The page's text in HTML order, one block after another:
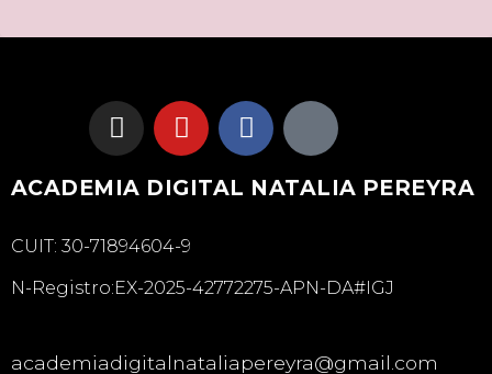
ACADEMIA DIGITAL NATALIA PEREYRA
CUIT: 30-71894604-9
N-Registro:EX-2025-42772275-APN-DA#IGJ
academiadigitalnataliapereyra@gmail.com